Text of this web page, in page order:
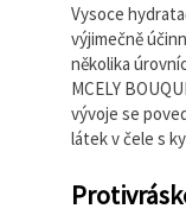
Vysoce
výjimečně
několika
MCELY
vývoje se
látek v čele s